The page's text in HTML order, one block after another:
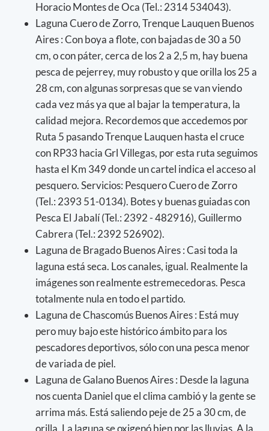
Horacio Montes de Oca (Tel.: 2314 534043).
Laguna Cuero de Zorro, Trenque Lauquen Buenos
Aires : Con boya a flote, con bajadas de 30 a 50
cm, o con páter, cerca de los 2 a 2,5 m, hay buena
pesca de pejerrey, muy robusto y que orilla los 25 a
28 cm, con algunas sorpresas que se van viendo
cada vez más ya que al bajar la temperatura, la
calidad mejora. Recordemos que accedemos por
Ruta 5 pasando Trenque Lauquen hasta el cruce
con RP33 hacia Grl Villegas, por esta ruta seguimos
hasta el Km 349 donde un cartel indica el acceso al
pesquero. Servicios: Pesquero Cuero de Zorro
(Tel.: 2393 51-0134). Botes y buenas guiadas con
Pesca El Jabalí (Tel.: 2392 - 482916), Guillermo
Cabrera (Tel.: 2392 526902).
Laguna de Bragado Buenos Aires : Casi toda la
laguna está seca. Los canales, igual. Realmente la
imágenes son realmente estremecedoras. Pesca
totalmente nula en todo el partido.
Laguna de Chascomús Buenos Aires : Está muy
pero muy bajo este histórico ámbito para los
pescadores deportivos, sólo con una pesca menor
de variada de piel.
Laguna de Galano Buenos Aires : Desde la laguna
nos cuenta Daniel que el clima cambió y la gente se
arrima más. Está saliendo peje de 25 a 30 cm, de
orilla. La laguna se oxigenó bien por las lluvias. A la